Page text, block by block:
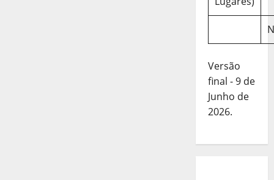
Versão
final - 9 de
Junho de
2026.